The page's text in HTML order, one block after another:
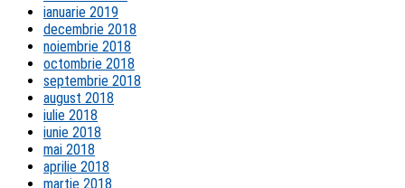
ianuarie 2019
decembrie 2018
noiembrie 2018
octombrie 2018
septembrie 2018
august 2018
iulie 2018
iunie 2018
mai 2018
aprilie 2018
martie 2018